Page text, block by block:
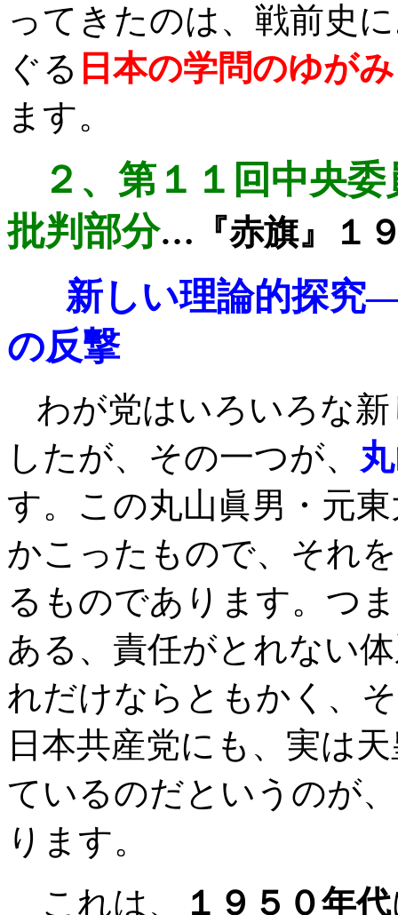
ってきたのは、戦前史
ぐる 日本の学問のゆが
ます。
２、 第１１回中央
批判部分…『赤旗』１
新しい理論的探究
の反撃
わが党はいろいろな
したが、その一つが、
す。この丸山眞男・元
かこったもので、それ
るものであります。つ
ある、責任がとれない
れだけならともかく、
日本共産党にも、実は
ているのだというのが
ります。
これは、
１９５０年代